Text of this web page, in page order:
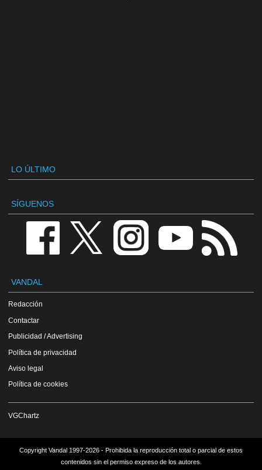
LO ÚLTIMO
SÍGUENOS
VANDAL
Redacción
Contactar
Publicidad / Advertising
Política de privacidad
Aviso legal
Política de cookies
VGChartz
Copyright Vandal 1997-2026 - Prohibida la reproducción total o parcial de estos
contenidos sin el permiso expreso de los autores.